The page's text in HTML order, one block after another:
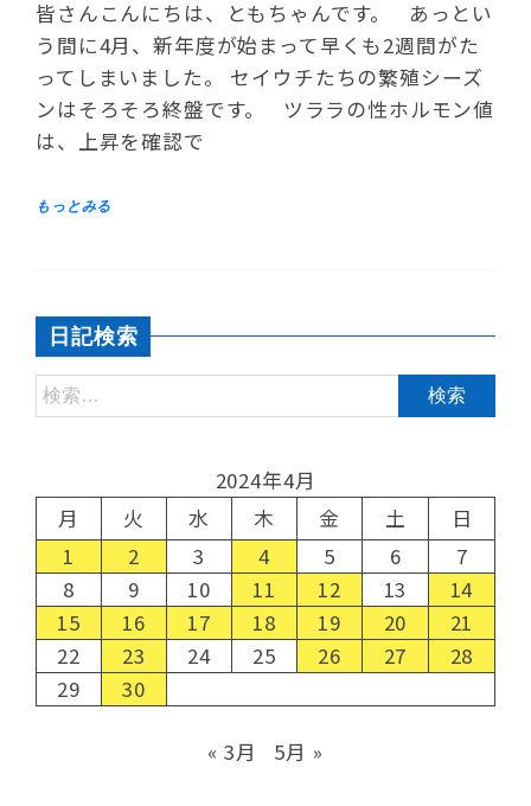
皆さんこんにちは、ともちゃんです。 あっとい
う間に4月、新年度が始まって早くも2週間がた
ってしまいました。 セイウチたちの繁殖シーズ
ンはそろそろ終盤です。 ツララの性ホルモン値
は、上昇を確認で
日記検索
2024年4月
月
火 水 木 金 土
日
1
2 3 4 5 6
7
8
9 10 11 12 13
14
15
16 17 18 19 20
21
22
23 24 25 26 27
28
29
30
« 3月 5月 »